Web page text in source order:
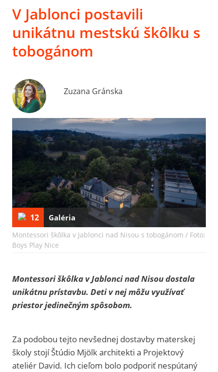
V Jablonci postavili
unikátnu mestskú škôlku s
tobogánom
Zuzana Gránska
12 Galéria
Montessori škôlka v Jablonci nad Nisou s tobogánom / Foto:
Boys Play Nice
Montessori škôlka v Jablonci nad Nisou dostala
unikátnu prístavbu. Deti v nej môžu využívať
priestor jedinečným spôsobom.
Za podobou tejto nevšednej dostavby materskej
školy stojí Štúdio Mjölk architekti a Projektový
ateliér David. Ich cieľom bolo podporiť nespútaný